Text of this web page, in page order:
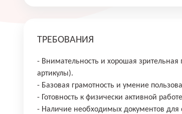
ТРЕБОВАНИЯ
- Внимательность и хорошая зрительная
артикулы).
- Базовая грамотность и умение
- Готовность к физически активной
- Наличие необходимых документов для